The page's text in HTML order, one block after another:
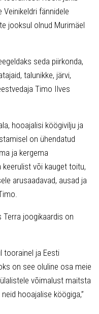
Veinikeldri fännidele
jooksul olnud Murimäel
seda piirkonda,
talunikke, järvi,
Timo Ilves
hooajalisi köögivilju ja
on ühendatud
ja kergema
keerulist või kauget toitu,
arusaadavad, ausad ja
Terra joogikaardis on
toorainel ja Eesti
on see oluline osa meie
võimalust maitsta
hooajalise köögiga,”